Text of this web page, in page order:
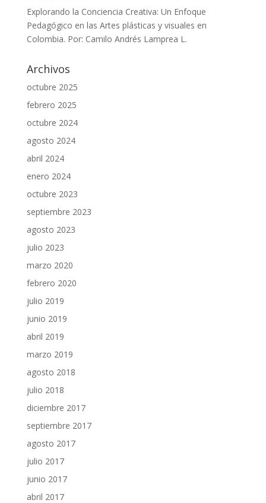
Explorando la Conciencia Creativa: Un Enfoque
Pedagógico en las Artes plásticas y visuales en
Colombia. Por: Camilo Andrés Lamprea L.
Archivos
octubre 2025
febrero 2025
octubre 2024
agosto 2024
abril 2024
enero 2024
octubre 2023
septiembre 2023
agosto 2023
julio 2023
marzo 2020
febrero 2020
julio 2019
junio 2019
abril 2019
marzo 2019
agosto 2018
julio 2018
diciembre 2017
septiembre 2017
agosto 2017
julio 2017
junio 2017
abril 2017